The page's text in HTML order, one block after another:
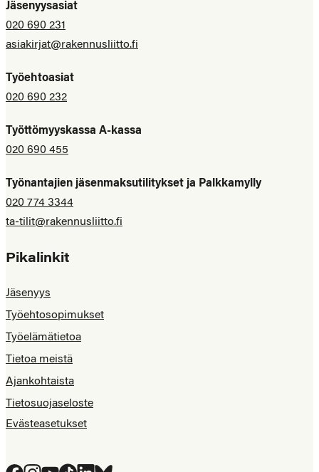
Jäsenyysasiat
020 690 231
asiakirjat@rakennusliitto.fi
Työehtoasiat
020 690 232
Työttömyyskassa A-kassa
020 690 455
Työnantajien jäsenmaksutilitykset ja Palkkamylly
020 774 3344
ta-tilit@rakennusliitto.fi
Pikalinkit
Jäsenyys
Työehtosopimukset
Työelämätietoa
Tietoa meistä
Ajankohtaista
Tietosuojaseloste
Evästeasetukset